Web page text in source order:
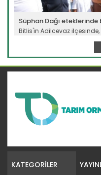
Süphan Dağı eteklerinde
Bitlis'in Adilcevaz ilçesinde,
ve...
KATEGORİLER